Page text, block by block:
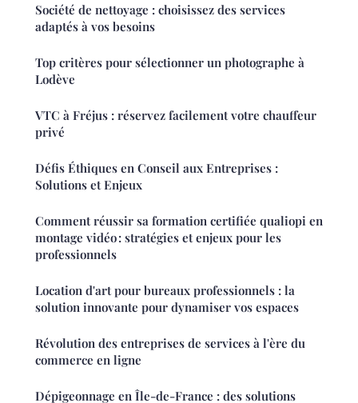
Société de nettoyage : choisissez des services
adaptés à vos besoins
Top critères pour sélectionner un photographe à
Lodève
VTC à Fréjus : réservez facilement votre chauffeur
privé
Défis Éthiques en Conseil aux Entreprises :
Solutions et Enjeux
Comment réussir sa formation certifiée qualiopi en
montage vidéo : stratégies et enjeux pour les
professionnels
Location d'art pour bureaux professionnels : la
solution innovante pour dynamiser vos espaces
Révolution des entreprises de services à l'ère du
commerce en ligne
Dépigeonnage en Île-de-France : des solutions